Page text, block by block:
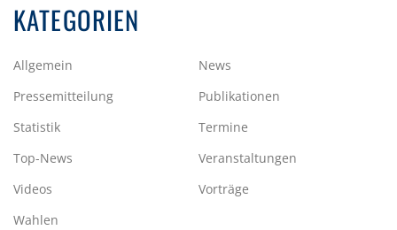
KATEGORIEN
Allgemein
News
Pressemitteilung
Publikationen
Statistik
Termine
Top-News
Veranstaltungen
Videos
Vorträge
Wahlen